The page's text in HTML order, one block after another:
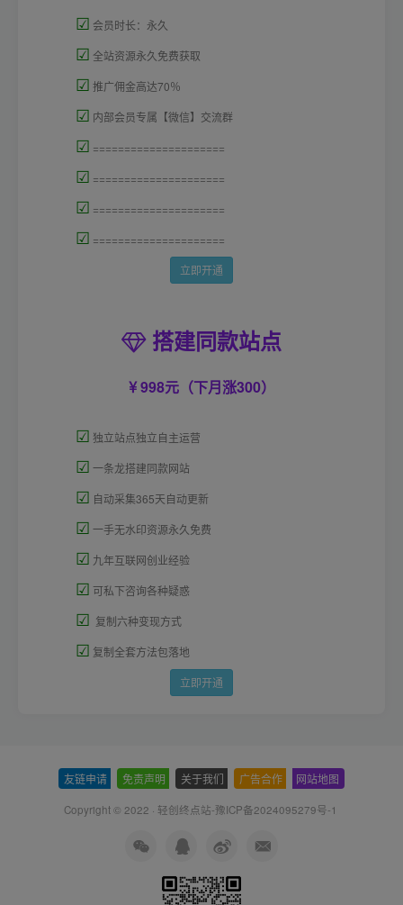
☑ 会员时长：永久
☑ 全站资源永久免费获取
☑ 推广佣金高达70％
☑ 内部会员专属【微信】交流群
☑ =====================
☑ =====================
☑ =====================
☑ =====================
立即开通
搭建同款站点
998元（下月涨300）
☑ 独立站点独立自主运营
☑ 一条龙搭建同款网站
☑ 自动采集365天自动更新
☑ 一手无水印资源永久免费
☑ 九年互联网创业经验
☑ 可私下咨询各种疑惑
☑ 复制六种变现方式
☑ 复制全套方法包落地
立即开通
友链申请 免责声明 关于我们 广告合作 网站地图
Copyright © 2022 · 轻创终点站-豫ICP备2024095279号-1